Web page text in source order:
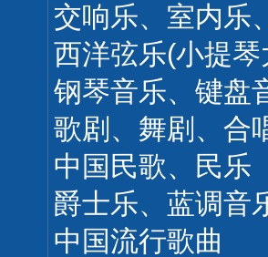
交响乐、室内乐
西洋弦乐(小提
钢琴音乐、键盘
歌剧、舞剧、合
中国民歌、民乐
爵士乐、蓝调音
中国流行歌曲